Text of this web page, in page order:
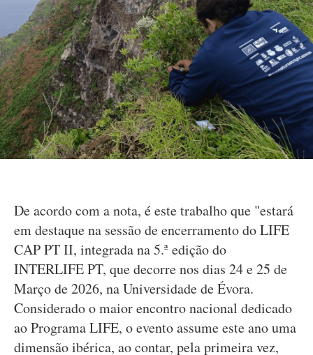
De acordo com a nota, é este trabalho que "estará
em destaque na sessão de encerramento do LIFE
CAP PT II, integrada na 5.ª edição do
INTERLIFE PT, que decorre nos dias 24 e 25 de
Março de 2026, na Universidade de Évora.
Considerado o maior encontro nacional dedicado
ao Programa LIFE, o evento assume este ano uma
dimensão ibérica, ao contar, pela primeira vez,